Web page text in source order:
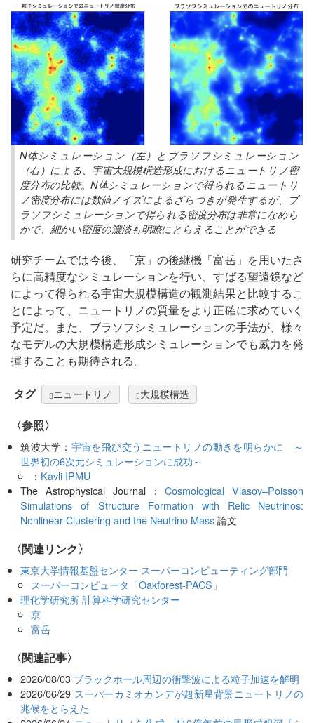
N体シミュレーション（左）とブラソフシミュレーション
（右）による、宇宙大規模構造形成におけるニュートリノ密
度分布の比較。N体シミュレーションで得られるニュートリ
ノ密度分布には数値ノイズによるざらつきが発生するが、ブ
ラソフシミュレーションで得られる密度分布は非常になめら
かで、細かい密度の濃淡も明瞭にとらえることができる
研究チームでは今後、「京」の後継機「富岳」を用いたさ
らに高精度なシミュレーションを行い、すばる望遠鏡など
によって得られる宇宙大規模構造の観測結果と比較するこ
とによって、ニュートリノの質量をより正確に求めていく
予定だ。また、ブラソフシミュレーションの手法が、様々
なモデルの大規模構造形成シミュレーションでも威力を発
揮することも期待される。
タグ ニュートリノ 大規模構造
〈参照〉
筑波大学： 宇宙を飛び交うニュートリノの動きを明らかに ～
世界初の6次元シミュレーションに成功～
： Kavli IPMU
The Astrophysical Journal：Cosmological Vlasov–Poisson
Simulations of Structure Formation with Relic Neutrinos:
Nonlinear Clustering and the Neutrino Mass論文
〈関連リンク〉
東京大学情報基盤センター スーパーコンピューティング部門
スーパーコンピュータ「Oakforest-PACS」
理化学研究所 計算科学研究センター
京
富岳
関連記事
2026/08/03 ブラックホール周辺の衝撃波による粒子加速を解明
2026/06/29 スーパーカミオカンデが超新星背景ニュートリノの
兆候をとらえた